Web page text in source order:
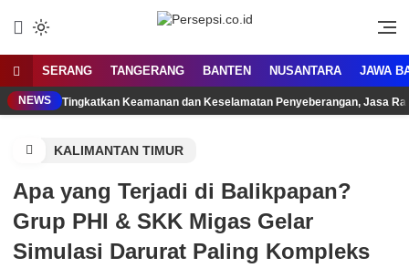
SERANG TANGERANG BANTEN NUSANTARA JAWA
NEWS Tingkatkan Keamanan dan Keselamatan Penyeberangan, Jasa
KALIMANTAN TIMUR
Apa yang Terjadi di Balikpapan?
Grup PHI & SKK Migas Gelar
Simulasi Darurat Paling Kompleks